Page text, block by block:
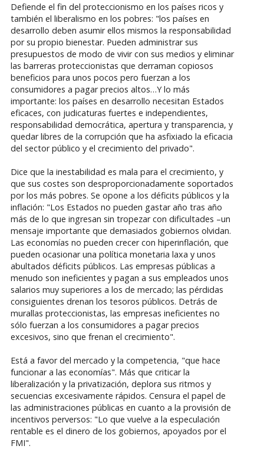
Defiende el fin del proteccionismo en los países ricos y
también el liberalismo en los pobres: "los países en
desarrollo deben asumir ellos mismos la responsabilidad
por su propio bienestar. Pueden administrar sus
presupuestos de modo de vivir con sus medios y eliminar
las barreras proteccionistas que derraman copiosos
beneficios para unos pocos pero fuerzan a los
consumidores a pagar precios altos…Y lo más
importante: los países en desarrollo necesitan Estados
eficaces, con judicaturas fuertes e independientes,
responsabilidad democrática, apertura y transparencia, y
quedar libres de la corrupción que ha asfixiado la eficacia
del sector público y el crecimiento del privado".
Dice que la inestabilidad es mala para el crecimiento, y
que sus costes son desproporcionadamente soportados
por los más pobres. Se opone a los déficits públicos y la
inflación: "Los Estados no pueden gastar año tras año
más de lo que ingresan sin tropezar con dificultades –un
mensaje importante que demasiados gobiernos olvidan.
Las economías no pueden crecer con hiperinflación, que
pueden ocasionar una política monetaria laxa y unos
abultados déficits públicos. Las empresas públicas a
menudo son ineficientes y pagan a sus empleados unos
salarios muy superiores a los de mercado; las pérdidas
consiguientes drenan los tesoros públicos. Detrás de
murallas proteccionistas, las empresas ineficientes no
sólo fuerzan a los consumidores a pagar precios
excesivos, sino que frenan el crecimiento".
Está a favor del mercado y la competencia, "que hace
funcionar a las economías". Más que criticar la
liberalización y la privatización, deplora sus ritmos y
secuencias excesivamente rápidos. Censura el papel de
las administraciones públicas en cuanto a la provisión de
incentivos perversos: "Lo que vuelve a la especulación
rentable es el dinero de los gobiernos, apoyados por el
FMI".